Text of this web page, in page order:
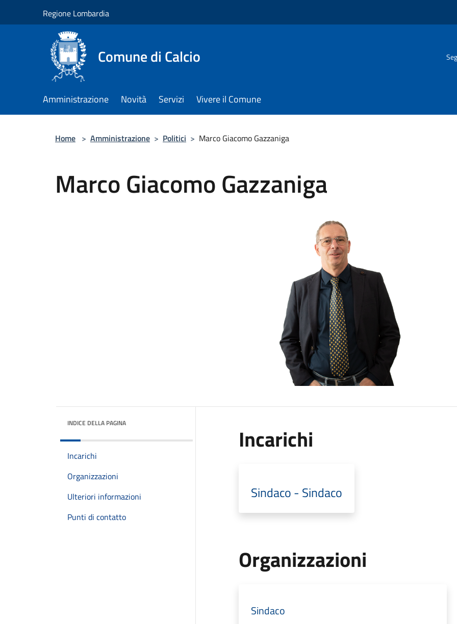
Regione Lombardia
Comune di Calcio
Amministrazione Novità Servizi Vivere il Comune
Home > Amministrazione > Politici > Marco Giacomo Gazzaniga
Marco Giacomo Gazzaniga
INDICE DELLA PAGINA
Incarichi
Organizzazioni
Ulteriori informazioni
Punti di contatto
Incarichi
Sindaco - Sindaco
Organizzazioni
Sindaco